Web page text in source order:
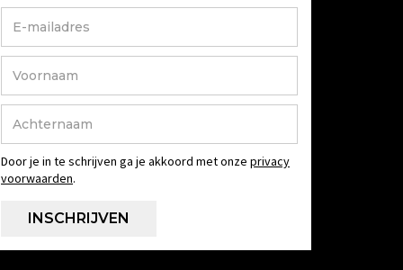
Door je in te schrijven ga je akkoord met onze privacy
voorwaarden.